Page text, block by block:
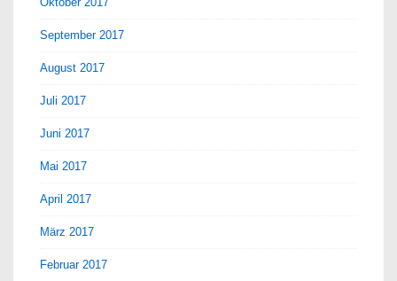
September 2017
August 2017
Juli 2017
Juni 2017
Mai 2017
April 2017
März 2017
Februar 2017